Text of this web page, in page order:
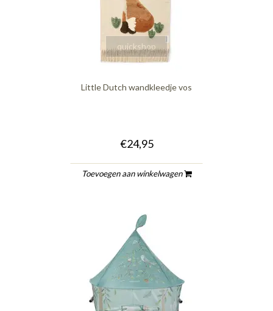
quickshop
Little Dutch wandkleedje vos
€24,95
Toevoegen aan winkelwagen